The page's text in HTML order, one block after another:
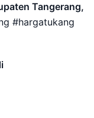
Tangerang,
#hargatukang